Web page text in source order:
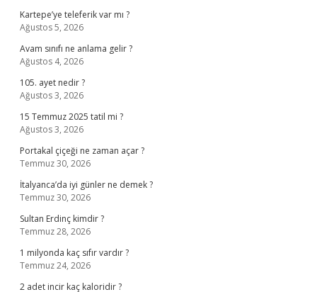
Kartepe’ye teleferik var mı ?
Ağustos 5, 2026
Avam sınıfı ne anlama gelir ?
Ağustos 4, 2026
105. ayet nedir ?
Ağustos 3, 2026
15 Temmuz 2025 tatil mi ?
Ağustos 3, 2026
Portakal çiçeği ne zaman açar ?
Temmuz 30, 2026
İtalyanca’da iyi günler ne demek ?
Temmuz 30, 2026
Sultan Erdinç kimdir ?
Temmuz 28, 2026
1 milyonda kaç sıfır vardır ?
Temmuz 24, 2026
2 adet incir kaç kaloridir ?